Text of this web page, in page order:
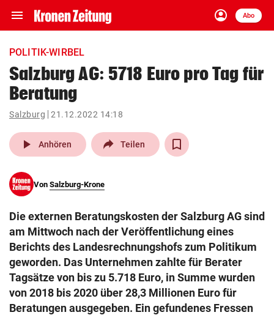
menu Navigation
ein-/ausklappen
account_circle
Anmelden
Abo
close Schließen
account_circle Anmelden
pin_drop
Wien arrow_right
search
eingeben
© Krone Multimedia GmbH & Co KG 2026
Muthgasse 2, 1190 Wien
POLITIK-WIRBEL
Salzburg AG: 5718 Euro pro Tag für
Beratung
Salzburg 21.12.2022 14:18
play_arrow Anhören Teilen
Von Salzburg-Krone
Die externen Beratungskosten der Salzburg AG sind
am Mittwoch nach der Veröffentlichung eines
Berichts des Landesrechnungshofs zum Politikum
geworden. Das Unternehmen zahlte für Berater
Tagsätze von bis zu 5.718 Euro, in Summe wurden
von 2018 bis 2020 über 28,3 Millionen Euro für
Beratungen ausgegeben. Ein gefundenes Fressen